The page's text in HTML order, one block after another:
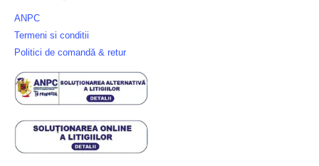
ANPC
Termeni si conditii
Politici de comandă & retur